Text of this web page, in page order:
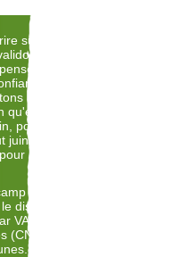
sur certains de nos camps
pas les inscriptions au
à envoyer le courrier
au facteur! Dès que le
les familles dont les
cherchent d'autres
pour les inscrits, nous vous
afin de vous donner
bien commencer son
de vacances, le dispositif
dispositif
VACAF et par la caisse
(CNAF) est renforcé. Pour
aides-depart-colo